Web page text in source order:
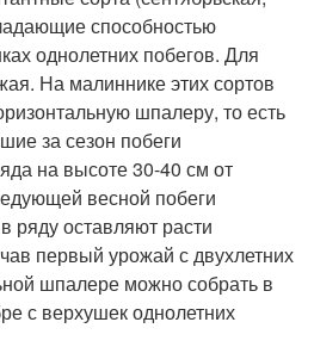
способностью
однолетних побегов. Для
На малиннике этих сортов
шпалеру, то есть
за сезон побеги
на высоте 30-40 см от
весной побеги
ряду оставляют расти
первый урожай с двухлетних
шпалере можно собрать в
с верхушек однолетних